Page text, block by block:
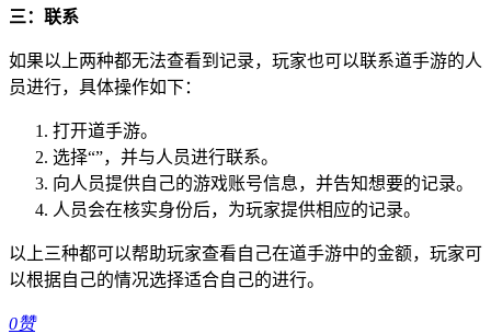
三：联系
如果以上两种都无法查看到记录，玩家也可以联系道手游的人
员进行，具体操作如下：
打开道手游。
选择“”，并与人员进行联系。
向人员提供自己的游戏账号信息，并告知想要的记录。
人员会在核实身份后，为玩家提供相应的记录。
以上三种都可以帮助玩家查看自己在道手游中的金额，玩家可
以根据自己的情况选择适合自己的进行。
0赞